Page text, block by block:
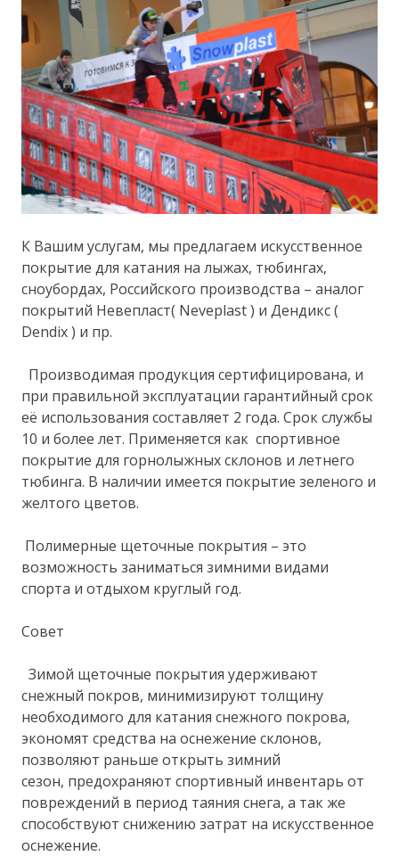
К Вашим услугам, мы предлагаем искусственное
покрытие для катания на лыжах, тюбингах,
сноубордах, Российского производства – аналог
покрытий Невепласт( Neveplast ) и Дендикс (
Dendix ) и пр.
Производимая продукция сертифицирована, и
при правильной эксплуатации гарантийный срок
её использования составляет 2 года. Срок службы
10 и более лет. Применяется как спортивное
покрытие для горнолыжных склонов и летнего
тюбинга. В наличии имеется покрытие зеленого и
желтого цветов.
Полимерные щеточные покрытия – это
возможность заниматься зимними видами
спорта и отдыхом круглый год.
Совет
Зимой щеточные покрытия удерживают
снежный покров, минимизируют толщину
необходимого для катания снежного покрова,
экономят средства на оснежение склонов,
позволяют раньше открыть зимний
сезон, предохраняют спортивный инвентарь от
повреждений в период таяния снега, а так же
способствуют снижению затрат на искусственное
оснежение.